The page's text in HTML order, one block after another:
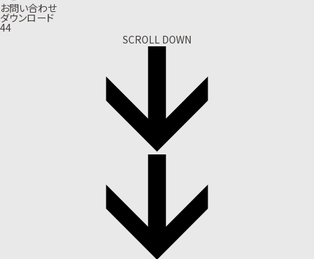
お問い合わせ
ダウンロード
44
SCROLL DOWN